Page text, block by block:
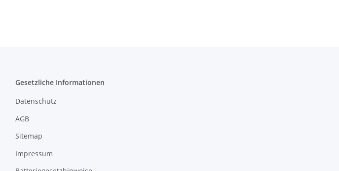
Gesetzliche Informationen
Datenschutz
AGB
Sitemap
Impressum